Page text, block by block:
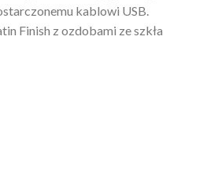
kablowi USB.
Finish z ozdobami ze szkła